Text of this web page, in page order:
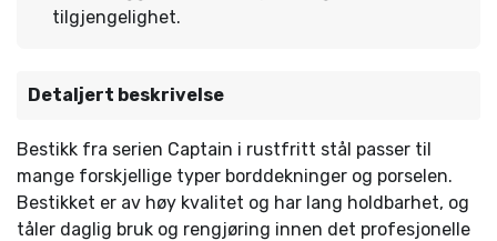
tilgjengelighet.
Detaljert beskrivelse
Bestikk fra serien Captain i rustfritt stål passer til
mange forskjellige typer borddekninger og porselen.
Bestikket er av høy kvalitet og har lang holdbarhet, og
tåler daglig bruk og rengjøring innen det profesjonelle